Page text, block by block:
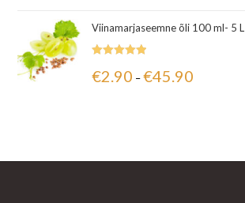
Viinamarjaseemne õli 100 ml- 5 L
5.00 / 5
€2.90 – €45.90